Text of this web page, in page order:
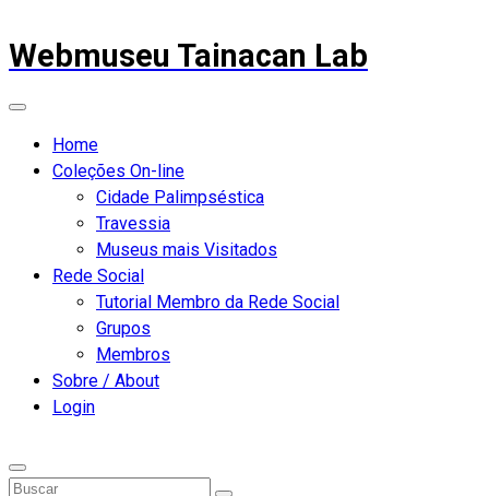
Webmuseu Tainacan Lab
Home
Coleções On-line
Cidade Palimpséstica
Travessia
Museus mais Visitados
Rede Social
Tutorial Membro da Rede Social
Grupos
Membros
Sobre / About
Login